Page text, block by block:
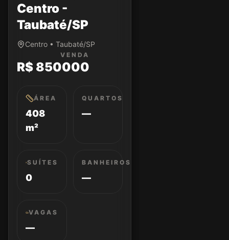
Centro -
Taubaté/SP
Centro • Taubaté/SP
VENDA
R$ 850000
ÁREA
408
m²
QUARTOS
—
SUÍTES
0
BANHEIROS
—
VAGAS
—